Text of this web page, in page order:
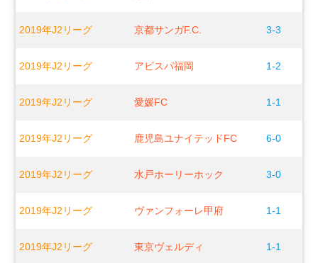
2019年J2リーグ 京都サンガF.C. 3-3
2019年J2リーグ アビスパ福岡 1-2
2019年J2リーグ 愛媛FC 1-1
2019年J2リーグ 鹿児島ユナイテッドFC 6-0
2019年J2リーグ 水戸ホーリーホック 3-0
2019年J2リーグ ヴァンフォーレ甲府 1-1
2019年J2リーグ 東京ヴェルディ 1-1